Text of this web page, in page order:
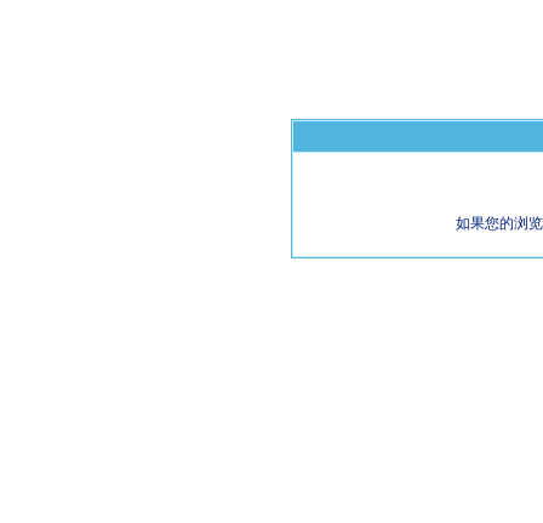
如果您的浏